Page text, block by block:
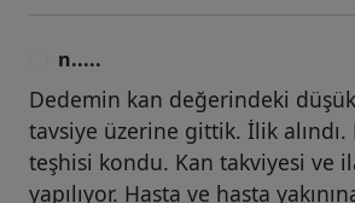
n.....
Dedemin kan değerindeki
tavsiye üzerine gittik. İlik
teşhisi kondu. Kan takviyesi ve
yapılıyor. Hasta ve hasta